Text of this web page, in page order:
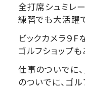
全打席シュミレ
練習でも大活躍で
ビックカメラ９F
ゴルフショップ
仕事のついでに
のついでに、ゴ